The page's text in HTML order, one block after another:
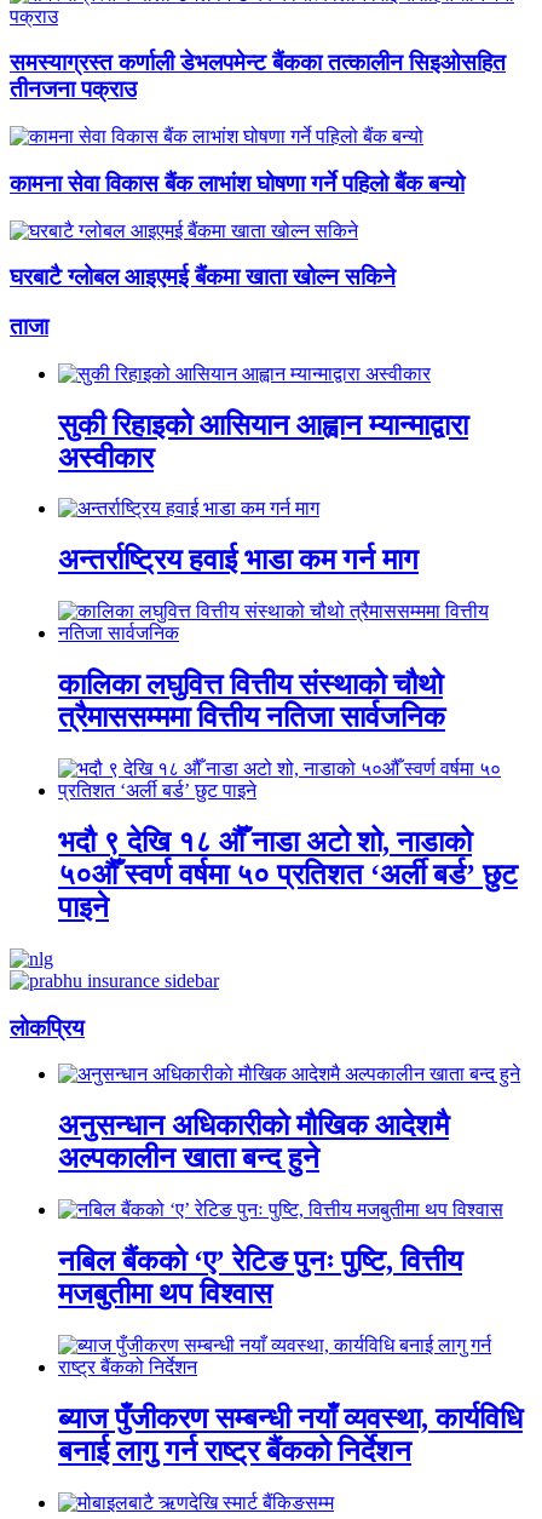
समस्याग्रस्त कर्णाली डेभलपमेन्ट बैंकका तत्कालीन सिइओसहित
तीनजना पक्राउ
कामना सेवा विकास बैंक लाभांश घोषणा गर्ने पहिलो बैंक बन्यो
घरबाटै ग्लोबल आइएमई बैंकमा खाता खोल्न सकिने
ताजा
सुकी रिहाइको आसियान आह्वान म्यान्माद्वारा
अस्वीकार
अन्तर्राष्ट्रिय हवाई भाडा कम गर्न माग
कालिका लघुवित्त वित्तीय संस्थाको चौथो
त्रैमाससम्ममा वित्तीय नतिजा सार्वजनिक
भदौ ९ देखि १८ औँ नाडा अटो शो, नाडाको
५०औँ स्वर्ण वर्षमा ५० प्रतिशत ‘अर्ली बर्ड’ छुट
पाइने
लाेकप्रिय
अनुसन्धान अधिकारीकाे माैखिक आदेशमै
अल्पकालीन खाता बन्द हुने
नबिल बैंकको ‘ए’ रेटिङ पुनः पुष्टि, वित्तीय
मजबुतीमा थप विश्वास
ब्याज पुँजीकरण सम्बन्धी नयाँ व्यवस्था, कार्यविधि
बनाई लागु गर्न राष्ट्र बैंकको निर्देशन